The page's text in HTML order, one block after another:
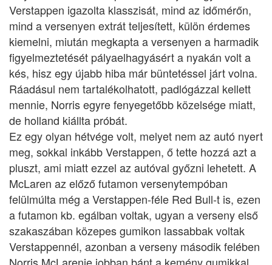
Verstappen igazolta klasszisát, mind az időmérőn,
mind a versenyen extrát teljesített, külön érdemes
kiemelni, miután megkapta a versenyen a harmadik
figyelmeztetését pályaelhagyásért a nyakán volt a
kés, hisz egy újabb hiba már büntetéssel járt volna.
Ráadásul nem tartalékolhatott, padlógázzal kellett
mennie, Norris egyre fenyegetőbb közelsége miatt,
de holland kiállta próbát.
Ez egy olyan hétvége volt, melyet nem az autó nyert
meg, sokkal inkább Verstappen, ő tette hozzá azt a
pluszt, ami miatt ezzel az autóval győzni lehetett. A
McLaren az előző futamon versenytempóban
felülmúlta még a Verstappen-féle Red Bull-t is, ezen
a futamon kb. egálban voltak, ugyan a verseny első
szakaszában közepes gumikon lassabbak voltak
Verstappennél, azonban a verseny második felében